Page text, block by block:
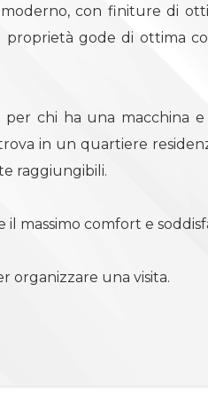
con finiture di
gode di ottima
chi ha una macchina
in un quartiere
raggiungibili.
massimo comfort e
organizzare una visita.